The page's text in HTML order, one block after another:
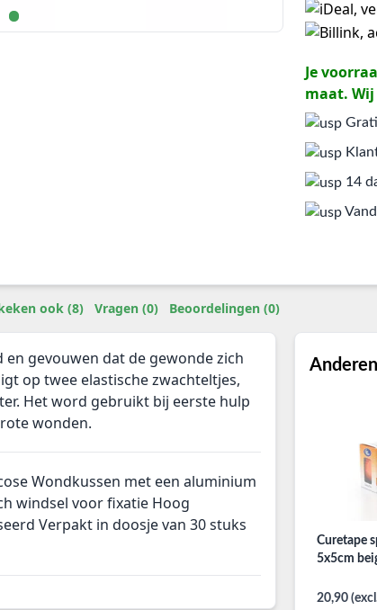
Je
maat.
14
ook (8) Vragen (0) Beoordelingen (0)
gevouwen dat de gewonde zich
op twee elastische zwachteltjes,
Het word gebruikt bij eerste hulp
wonden.
Wondkussen met een aluminium
windsel voor fixatie Hoog
Verpakt in doosje van 30 stuks
Curetape
5x5cm
20,90